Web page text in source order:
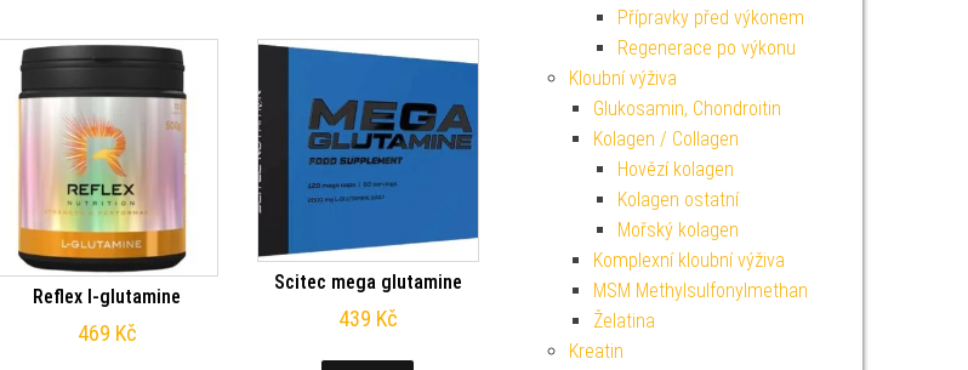
Reflex l-glutamine
469 Kč
Scitec mega glutamine
439 Kč
Přípravky před výkonem
Regenerace po výkonu
Kloubní výživa
Glukosamin, Chondroitin
Kolagen / Collagen
Hovězí kolagen
Kolagen ostatní
Mořský kolagen
Komplexní kloubní výživa
MSM Methylsulfonylmethan
Želatina
Kreatin